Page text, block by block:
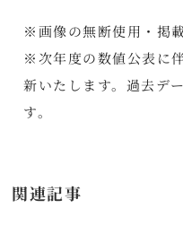
※画像の無断使用・掲
※次年度の数値公表に
新いたします。過去デ
す。
関連記事